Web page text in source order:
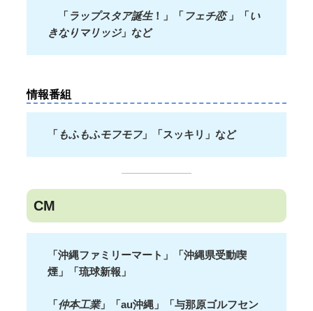
「 ラップスタア誕生！」「 フェチ恋 」「い
きなりマリッジ」など
情報番組
「 もふもふモフモフ」「スッキリ」など
CM
「沖縄ファミリーマート」「沖縄県受動喫
煙」「琉球新報」
「仲本工業」「au沖縄」「与那原ゴルフセン